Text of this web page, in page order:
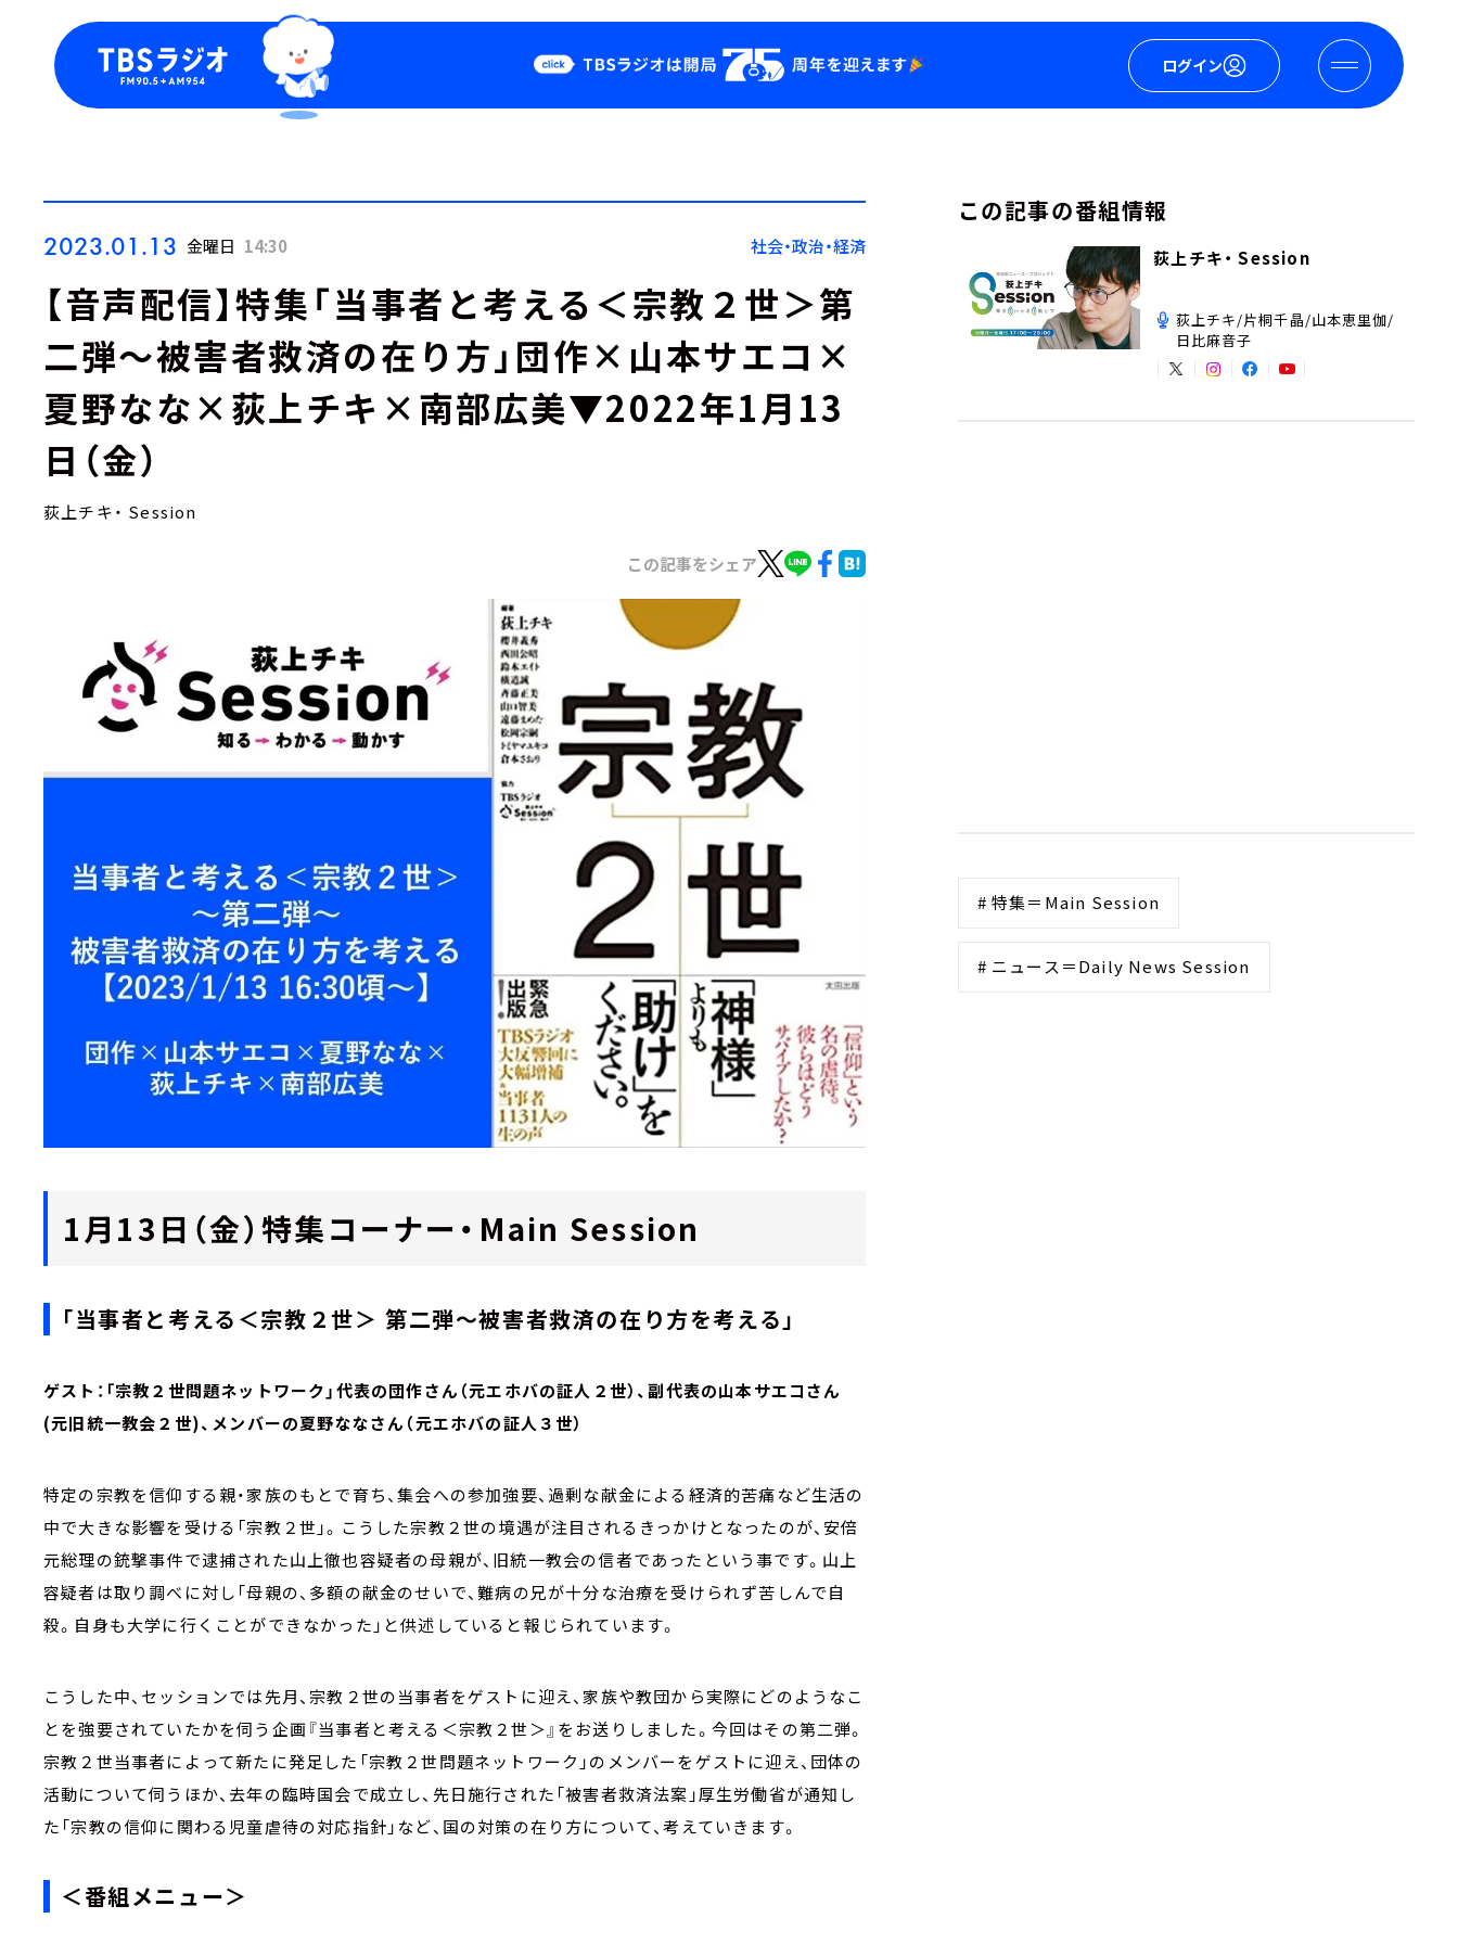
ログイン
Podcast
YouTube
会社情報
2023.01.13 金曜日 14:30 社会・政治・経済
【音声配信】特集「当事者と考える＜宗教２世＞第
二弾～被害者救済の在り方」団作×山本サエコ×
夏野なな×荻上チキ×南部広美▼2022年1月13
日（金）
荻上チキ・ Session
この記事をシェア
1月13日（金）特集コーナー・Main Session
「当事者と考える＜宗教２世＞ 第二弾～被害者救済の在り方を考える」
ゲスト：「宗教２世問題ネットワーク」代表の団作さん（元エホバの証人２世）、副代表の山本サエコさん
(元旧統一教会２世)、メンバーの夏野ななさん（元エホバの証人３世）
特定の宗教を信仰する親・家族のもとで育ち、集会への参加強要、過剰な献金による経済的苦痛など生活の
中で大きな影響を受ける「宗教２世」。こうした宗教２世の境遇が注目されるきっかけとなったのが、安倍
元総理の銃撃事件で逮捕された山上徹也容疑者の母親が、旧統一教会の信者であったという事です。山上
容疑者は取り調べに対し「母親の、多額の献金のせいで、難病の兄が十分な治療を受けられず苦しんで自
殺。自身も大学に行くことができなかった」と供述していると報じられています。
こうした中、セッションでは先月、宗教２世の当事者をゲストに迎え、家族や教団から実際にどのようなこ
とを強要されていたかを伺う企画『当事者と考える＜宗教２世＞』をお送りしました。今回はその第二弾。
宗教２世当事者によって新たに発足した「宗教２世問題ネットワーク」のメンバーをゲストに迎え、団体の
活動について伺うほか、去年の臨時国会で成立し、先日施行された「被害者救済法案」厚生労働省が通知し
た「宗教の信仰に関わる児童虐待の対応指針」など、国の対策の在り方について、考えていきます。
＜番組メニュー＞
この記事の番組情報
荻上チキ・ Session
荻上チキ/片桐千晶/山本恵里伽/
日比麻音子
# 特集＝Main Session
# ニュース＝Daily News Session